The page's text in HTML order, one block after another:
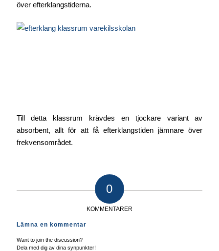
över efterklangstiderna.
Till detta klassrum krävdes en tjockare variant av
absorbent, allt för att få efterklangstiden jämnare över
frekvensområdet.
0
KOMMENTARER
Lämna en kommentar
Want to join the discussion?
Dela med dig av dina synpunkter!